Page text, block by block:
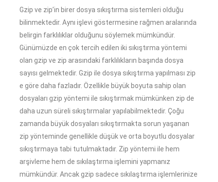
Gzip ve zip’in birer dosya sıkıştırma sistemleri olduğu
bilinmektedir. Aynı işlevi göstermesine rağmen aralarında
belirgin farklılıklar olduğunu söylemek mümkündür.
Günümüzde en çok tercih edilen iki sıkıştırma yöntemi
olan gzip ve zip arasındaki farklılıkların başında dosya
sayısı gelmektedir. Gzip ile dosya sıkıştırma yapılması zip
e göre daha fazladır. Özellikle büyük boyuta sahip olan
dosyaları gzip yöntemi ile sıkıştırmak mümkünken zip de
daha uzun süreli sıkıştırmalar yapılabilmektedir. Çoğu
zamanda büyük dosyaları sıkıştırmakta sorun yaşanan
zip yönteminde genellikle düşük ve orta boyutlu dosyalar
sıkıştırmaya tabi tutulmaktadır. Zip yöntemi ile hem
arşivleme hem de sıkılaştırma işlemini yapmanız
mümkündür. Ancak gzip sadece sıkılaştırma işlemlerinize